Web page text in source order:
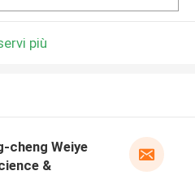
più
cheng Weiye
&